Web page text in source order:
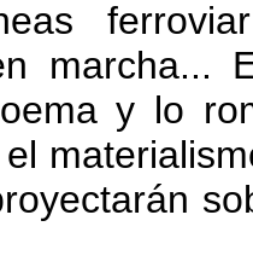
marcha...
y lo